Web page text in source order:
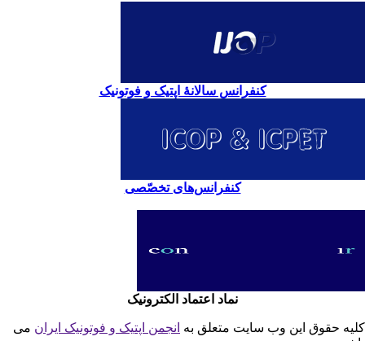
کنفرانس سالانۀ اپتیک و فوتونیک
کنفرانس‌های تخصّصی
نماد اعتماد الکترونیک
حقوق این وب سایت متعلق بهانجمن اپتیک و فوتونیک ایران می